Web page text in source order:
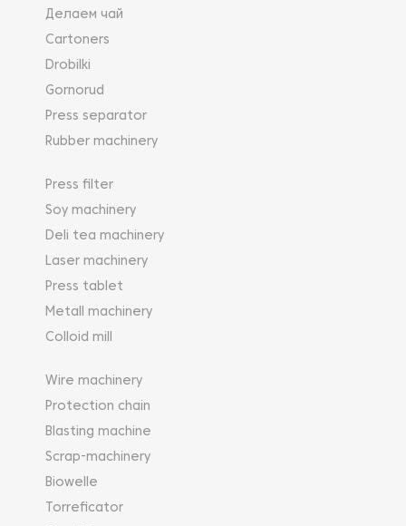
Делаем чай
Cartoners
Drobilki
Gornorud
Press separator
Rubber machinery
Press filter
Soy machinery
Deli tea machinery
Laser machinery
Press tablet
Metall machinery
Colloid mill
Wire machinery
Protection chain
Blasting machine
Scrap-machinery
Biowelle
Torreficator